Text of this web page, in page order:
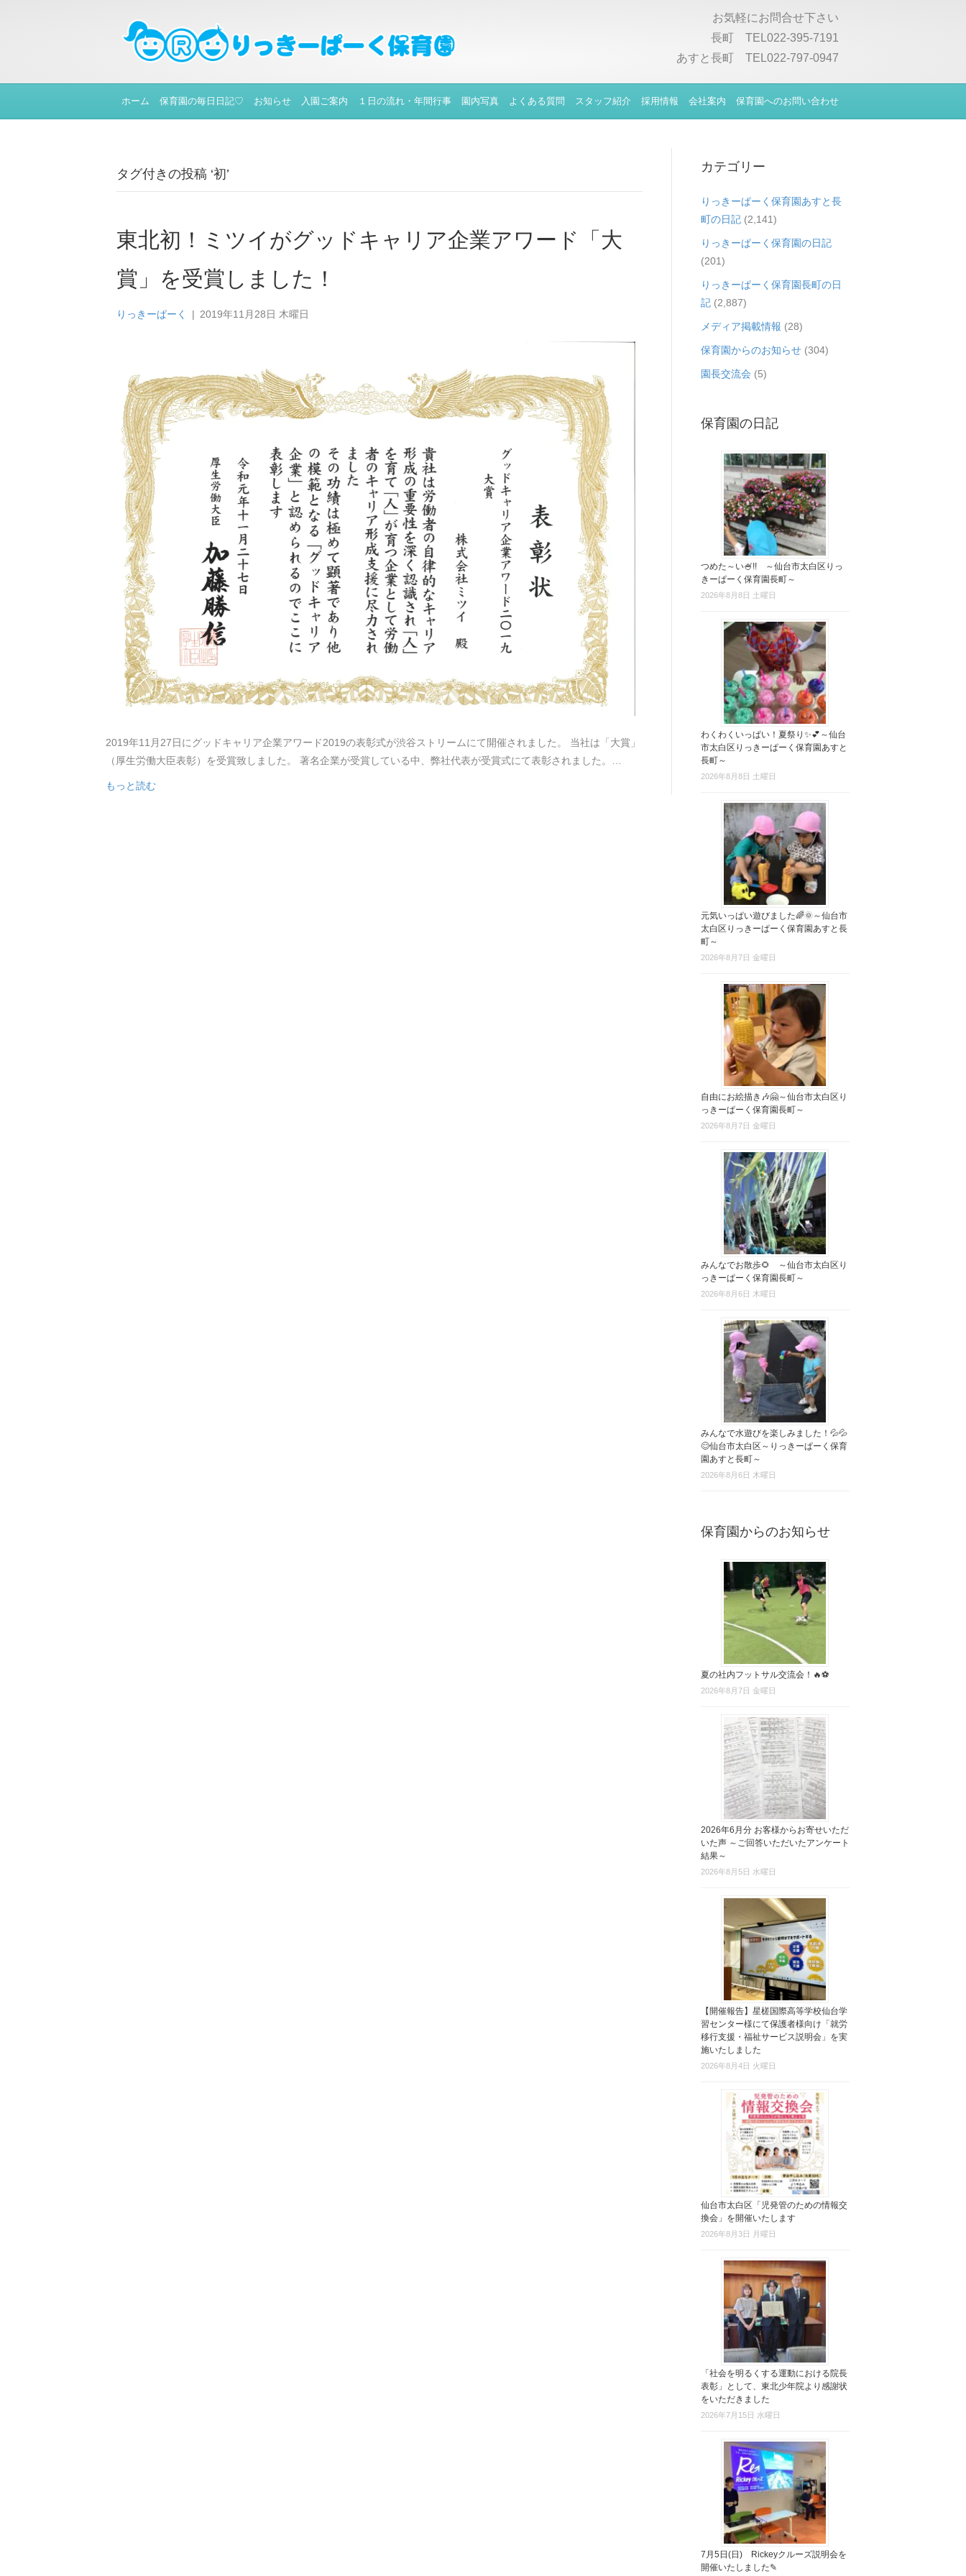
お気軽にお問合せ下さい
長町 TEL022-395-7191
あすと長町 TEL022-797-0947
ホーム 保育園の毎日日記♡ お知らせ 入園ご案内 １日の流れ・年間行事 園内写真 よくある質問 スタッフ紹介 採用情報 会社案内 保育園へのお問い合わせ
タグ付きの投稿 ‘初’
東北初！ミツイがグッドキャリア企業アワード「大
賞」を受賞しました！
りっきーぱーく | 2019年11月28日 木曜日
2019年11月27日にグッドキャリア企業アワード2019の表彰式が渋谷ストリームにて開催されました。 当社は「大賞」
（厚生労働大臣表彰）を受賞致しました。 著名企業が受賞している中、弊社代表が受賞式にて表彰されました。…
もっと読む
カテゴリー
りっきーぱーく保育園あすと長
町の日記(2,141)
りっきーぱーく保育園の日記
(201)
りっきーぱーく保育園長町の日
記(2,887)
メディア掲載情報 (28)
保育園からのお知らせ(304)
園長交流会 (5)
保育園の日記
つめた～い🍧!! ～仙台市太白区りっ
きーぱーく保育園長町～
2026年8月8日 土曜日
わくわくいっぱい！夏祭り✨💕～仙台
市太白区りっきーぱーく保育園あすと
長町～
2026年8月8日 土曜日
元気いっぱい遊びました🌈🌞～仙台市
太白区りっきーぱーく保育園あすと長
町～
2026年8月7日 金曜日
自由にお絵描き🎶🤗～仙台市太白区り
っきーぱーく保育園長町～
2026年8月7日 金曜日
みんなでお散歩🌻 ～仙台市太白区り
っきーぱーく保育園長町～
2026年8月6日 木曜日
みんなで水遊びを楽しみました！💦💦
😊仙台市太白区～りっきーぱーく保育
園あすと長町～
2026年8月6日 木曜日
保育園からのお知らせ
夏の社内フットサル交流会！🔥⚽
2026年8月7日 金曜日
2026年6月分 お客様からお寄せいただ
いた声 ～ご回答いただいたアンケート
結果～
2026年8月5日 水曜日
【開催報告】星槎国際高等学校仙台学
習センター様にて保護者様向け「就労
移行支援・福祉サービス説明会」を実
施いたしました
2026年8月4日 火曜日
仙台市太白区「児発管のための情報交
換会」を開催いたします
2026年8月3日 月曜日
「社会を明るくする運動における院長
表彰」として、東北少年院より感謝状
をいただきました
2026年7月15日 水曜日
7月5日(日) Rickeyクルーズ説明会を
開催いたしました✎